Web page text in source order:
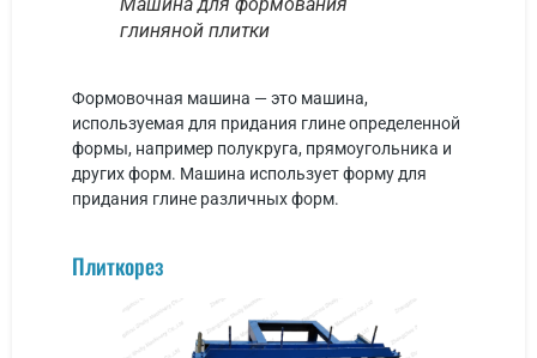
глиняной плитки
Формовочная машина — это машина,
используемая для придания глине определенной
формы, например полукруга, прямоугольника и
других форм. Машина использует форму для
придания глине различных форм.
Плиткорез